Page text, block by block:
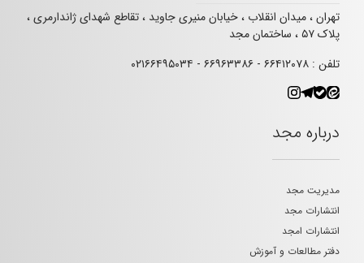
تهران ، میدان انقلاب ، خیابان منیری جاوید ، تقاطع شهدای ژاندارمری ،
پلاک ۵۷ ، ساختمان مجد
تلفن : ۶۶۴۱۲۰۷۸ - ۶۶۹۶۳۳۸۶ - ۰۲۱۶۶۴۹۵۰۳۴
درباره مجد
مدیریت مجد
انتشارات مجد
انتشارات امجد
دفتر مطالعات و آموزش